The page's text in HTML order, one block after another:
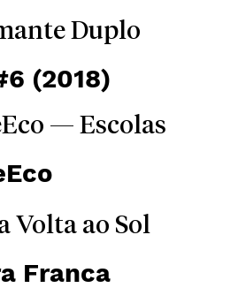
Duplo
(2018)
— Escolas
Volta ao Sol
Franca